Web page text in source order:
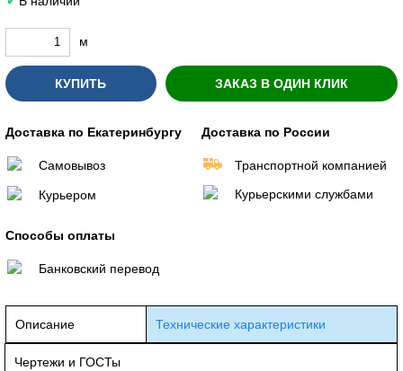
м
КУПИТЬ ЗАКАЗ В ОДИН КЛИК
Доставка по Екатеринбургу
Самовывоз
Курьером
Доставка по России
Транспортной компанией
Курьерскими службами
Способы оплаты
Банковский перевод
Описание Технические характеристики
Чертежи и ГОСТы